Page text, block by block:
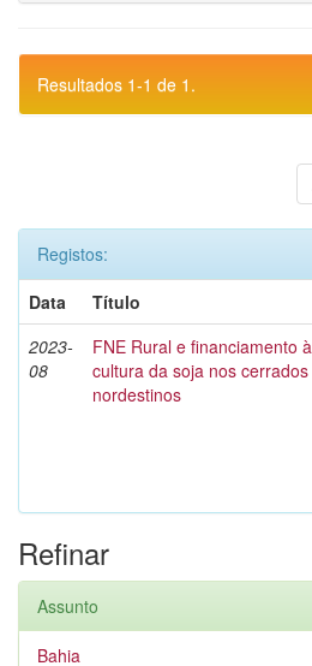
Resultados 1-1 de 1.
Registos:
Data
Título
2023-
08
FNE Rural e financiamento à
cultura da soja nos cerrados
nordestinos
Refinar
Assunto
Bahia